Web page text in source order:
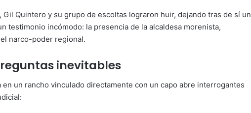
Quintero y su grupo de escoltas lograron huir, dejando tras de sí un
testimonio incómodo: la presencia de la alcaldesa morenista,
narco-poder regional.
inevitables
en un rancho vinculado directamente con un capo abre interrogantes